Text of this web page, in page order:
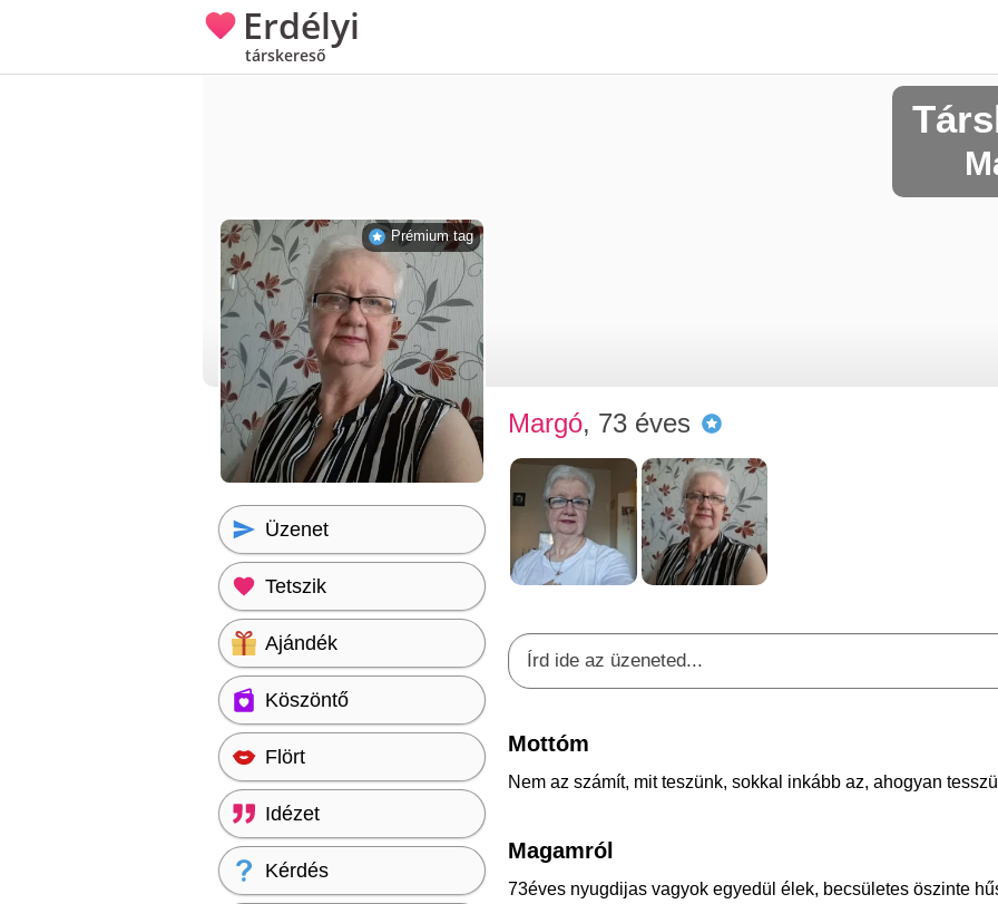
Erdélyi
társkereső
Margó, 73 éves
Mottóm
Nem az számít, mit teszünk, sokkal inkább az, ahogyan
Magamról
73éves nyugdijas vagyok egyedül élek, becsületes öszinte
Prémium tag
Üzenet
Tetszik
Ajándék
Köszöntő
Flört
Idézet
Kérdés